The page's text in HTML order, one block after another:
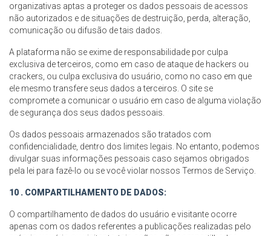
organizativas aptas a proteger os dados pessoais de acessos
não autorizados e de situações de destruição, perda, alteração,
comunicação ou difusão de tais dados.
A plataforma não se exime de responsabilidade por culpa
exclusiva de terceiros, como em caso de ataque de hackers ou
crackers, ou culpa exclusiva do usuário, como no caso em que
ele mesmo transfere seus dados a terceiros. O site se
compromete a comunicar o usuário em caso de alguma violação
de segurança dos seus dados pessoais.
Os dados pessoais armazenados são tratados com
confidencialidade, dentro dos limites legais. No entanto, podemos
divulgar suas informações pessoais caso sejamos obrigados
pela lei para fazê-lo ou se você violar nossos Termos de Serviço.
10 . COMPARTILHAMENTO DE DADOS:
O compartilhamento de dados do usuário e visitante ocorre
apenas com os dados referentes a publicações realizadas pelo